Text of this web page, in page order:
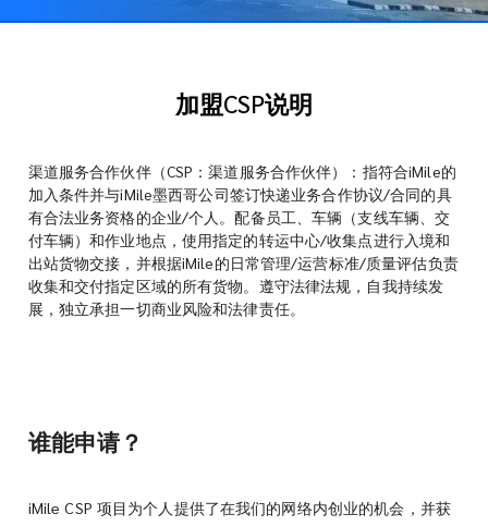
加盟CSP说明
渠道服务合作伙伴（CSP：渠道服务合作伙伴）：指符合iMile的
加入条件并与iMile墨西哥公司签订快递业务合作协议/合同的具
有合法业务资格的企业/个人。配备员工、车辆（支线车辆、交
付车辆）和作业地点，使用指定的转运中心/收集点进行入境和
出站货物交接，并根据iMile的日常管理/运营标准/质量评估负责
收集和交付指定区域的所有货物。遵守法律法规，自我持续发
展，独立承担一切商业风险和法律责任。
谁能申请？
iMile CSP 项目为个人提供了在我们的网络内创业的机会，并获